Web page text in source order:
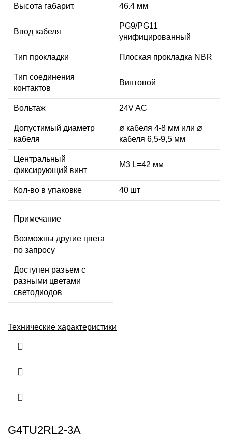
Высота габарит. 46.4 мм
Ввод кабеля
PG9/PG11
унифицированный
Тип прокладки Плоская прокладка NBR
Тип соединения
контактов
Винтовой
Вольтаж 24V AC
Допустимый диаметр
кабеля
ø кабеля 4-8 мм или ø
кабеля 6,5-9,5 мм
Центральный
фиксирующий винт
М3 L=42 мм
Кол-во в упаковке 40 шт
Примечание
Возможны другие цвета
по запросу
Доступен разъем с
разными цветами
светодиодов
Технические характеристики
G4TU2RL2-3A